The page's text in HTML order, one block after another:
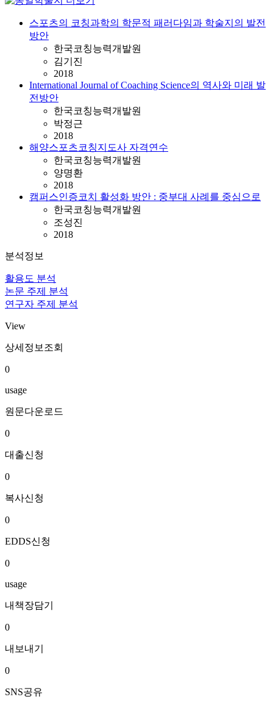
스포츠의 코칭과학의 학문적 패러다임과 학술지의 발전
방안
한국코칭능력개발원
김기진
2018
International Journal of Coaching Science의 역사와 미래 발
전방안
한국코칭능력개발원
박정근
2018
해양스포츠코칭지도사 자격연수
한국코칭능력개발원
양명환
2018
캠퍼스인증코치 활성화 방안 : 중부대 사례를 중심으로
한국코칭능력개발원
조성진
2018
분석정보
활용도 분석
논문 주제 분석
연구자 주제 분석
View
상세정보조회
0
usage
원문다운로드
0
대출신청
0
복사신청
0
EDDS신청
0
usage
내책장담기
0
내보내기
0
SNS공유